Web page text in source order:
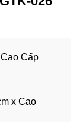
Cấp
x Cao